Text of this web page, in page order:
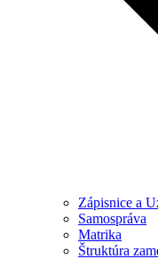
Zápisnice a
Samospráva
Matrika
Štruktúra